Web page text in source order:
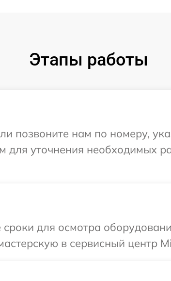
Этапы работы
позвоните нам по номеру,
для уточнения необходимых
для осмотра
в сервисный центр